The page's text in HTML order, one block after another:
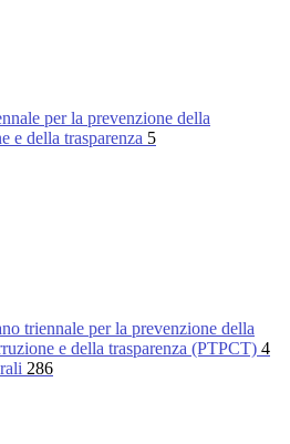
per la prevenzione della
e della trasparenza 5
triennale per la prevenzione della
e della trasparenza (PTPCT) 4
286